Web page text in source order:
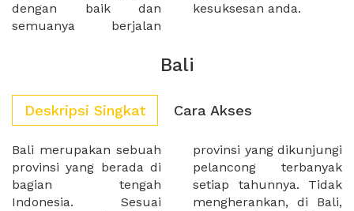
dengan baik dan
semuanya berjalan
kesuksesan anda.
Bali
Deskripsi Singkat Cara Akses
Bali merupakan sebuah
provinsi yang berada di
bagian tengah
Indonesia. Sesuai
provinsi yang dikunjungi
pelancong terbanyak
setiap tahunnya. Tidak
mengherankan, di Bali,